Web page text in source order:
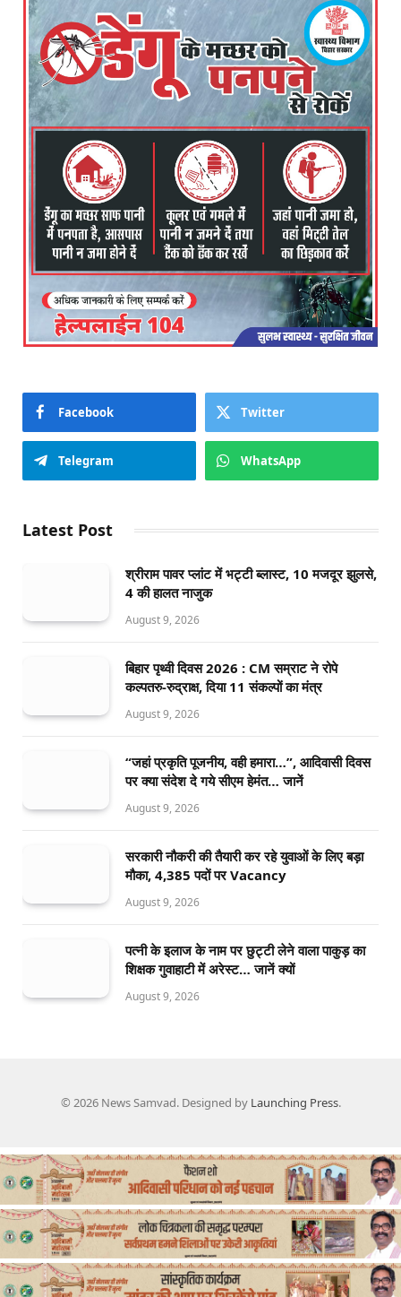
Facebook Twitter
Telegram WhatsApp
Latest Post
श्रीराम पावर प्लांट में भट्टी ब्लास्ट, 10 मजदूर झुलसे,
4 की हालत नाजुक
August 9, 2026
बिहार पृथ्वी दिवस 2026 : CM सम्राट ने रोपे
कल्पतरु-रुद्राक्ष, दिया 11 संकल्पों का मंत्र
August 9, 2026
“जहां प्रकृति पूजनीय, वही हमारा…”, आदिवासी दिवस
पर क्या संदेश दे गये सीएम हेमंत… जानें
August 9, 2026
सरकारी नौकरी की तैयारी कर रहे युवाओं के लिए बड़ा
मौका, 4,385 पदों पर Vacancy
August 9, 2026
पत्नी के इलाज के नाम पर छुट्टी लेने वाला पाकुड़ का
शिक्षक गुवाहाटी में अरेस्ट… जानें क्यों
August 9, 2026
© 2026 News Samvad. Designed by Launching Press.